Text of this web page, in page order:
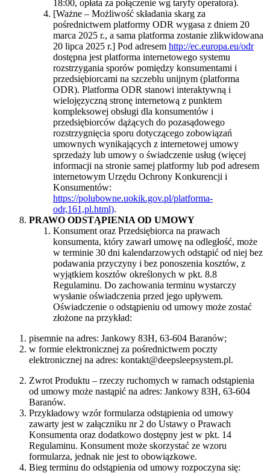
18:00, opłata za połączenie wg taryfy operatora).
[Ważne – Możliwość składania skarg za
pośrednictwem platformy ODR wygasa z dniem 20
marca 2025 r., a sama platforma zostanie zlikwidowana
20 lipca 2025 r.] Pod adresem http://ec.europa.eu/odr
dostępna jest platforma internetowego systemu
rozstrzygania sporów pomiędzy konsumentami i
przedsiębiorcami na szczeblu unijnym (platforma
ODR). Platforma ODR stanowi interaktywną i
wielojęzyczną stronę internetową z punktem
kompleksowej obsługi dla konsumentów i
przedsiębiorców dążących do pozasądowego
rozstrzygnięcia sporu dotyczącego zobowiązań
umownych wynikających z internetowej umowy
sprzedaży lub umowy o świadczenie usług (więcej
informacji na stronie samej platformy lub pod adresem
internetowym Urzędu Ochrony Konkurencji i
Konsumentów:
https://polubowne.uokik.gov.pl/platforma-
odr,161,pl.html).
PRAWO ODSTĄPIENIA OD UMOWY
Konsument oraz Przedsiębiorca na prawach
konsumenta, który zawarł umowę na odległość, może
w terminie 30 dni kalendarzowych odstąpić od niej bez
podawania przyczyny i bez ponoszenia kosztów, z
wyjątkiem kosztów określonych w pkt. 8.8
Regulaminu. Do zachowania terminu wystarczy
wysłanie oświadczenia przed jego upływem.
Oświadczenie o odstąpieniu od umowy może zostać
złożone na przykład:
pisemnie na adres: Jankowy 83H, 63-604 Baranów;
w formie elektronicznej za pośrednictwem poczty
elektronicznej na adres: kontakt@deepsleepsystem.pl.
Zwrot Produktu – rzeczy ruchomych w ramach odstąpienia
od umowy może nastąpić na adres: Jankowy 83H, 63-604
Baranów.
Przykładowy wzór formularza odstąpienia od umowy
zawarty jest w załączniku nr 2 do Ustawy o Prawach
Konsumenta oraz dodatkowo dostępny jest w pkt. 14
Regulaminu. Konsument może skorzystać ze wzoru
formularza, jednak nie jest to obowiązkowe.
Bieg terminu do odstąpienia od umowy rozpoczyna się: